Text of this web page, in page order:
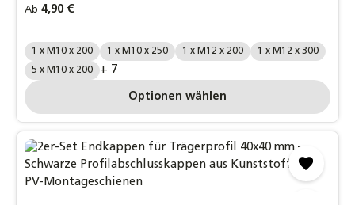
Photovoltaikanlagen,
Regulärer Preis:
Ab 4,90 €
Menge / Größe:
1 x M10 x 200 1 x M10 x 250 1 x M12 x 200
1 x M12 x 300
5 x M10 x 200
+ 7
Optionen wählen